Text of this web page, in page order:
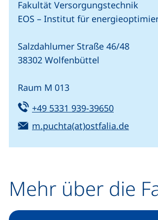
Fakultät Versorgungstechnik
EOS – Institut für
Salzdahlumer Straße 46/48
38302 Wolfenbüttel
Raum M 013
Tel:
+49 5331 939-39650(startet
E-Mail:
m.puchta(at)ostfalia.de(öffnet
Mehr über die